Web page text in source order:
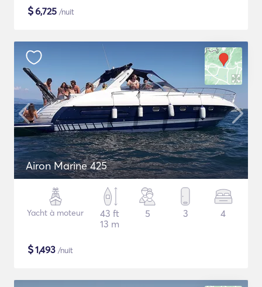
$6,725 /nuit
Airon Marine 425
Yacht à moteur
43 ft
13 m
5 3 4
$1,493 /nuit